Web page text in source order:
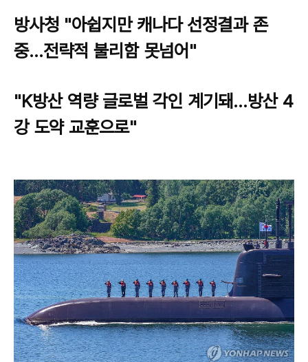
방사청 "아쉽지만 캐나다 선정결과 존
중…전략적 불리함 못넘어"
"K방산 역량 글로벌 각인 계기돼…방산 4
강 도약 교훈으로"